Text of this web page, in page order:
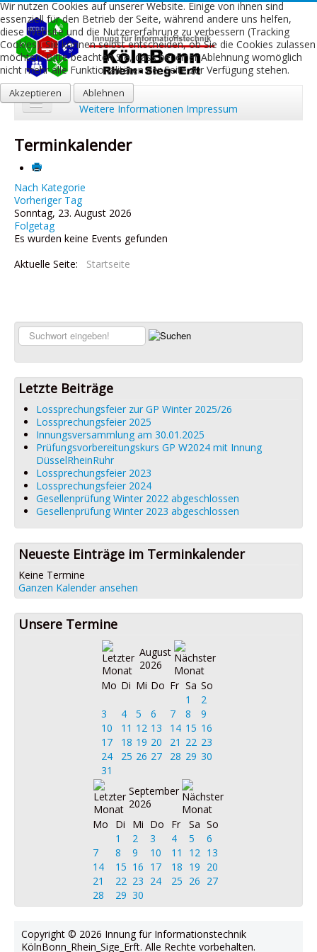
Über uns
Leistungen
Ausbildung
Fachbetriebe
Links
Impressum
Terminkalender
Nach Kategorie
Vorheriger Tag
Sonntag, 23. August 2026
Folgetag
Es wurden keine Events gefunden
Aktuelle Seite:
Startseite
Suchen...
Letzte Beiträge
Lossprechungsfeier zur GP Winter 2025/26
Lossprechungsfeier 2025
Innungsversammlung am 30.01.2025
Prüfungsvorbereitungskurs GP W2024 mit Innung
DüsselRheinRuhr
Lossprechungsfeier 2023
Lossprechungsfeier 2024
Gesellenprüfung Winter 2022 abgeschlossen
Gesellenprüfung Winter 2023 abgeschlossen
Neueste Einträge im Terminkalender
Keine Termine
Ganzen Kalender ansehen
Unsere Termine
August
2026
Mo Di Mi Do Fr Sa So
1
2
3
4 5 6 7 8
9
10
11 12 13 14 15 16
17
18 19 20 21 22 23
24
25 26 27 28 29 30
31
September
2026
Mo
Di Mi Do Fr Sa So
1
2 3 4 5
6
7
8 9 10 11 12 13
14
15 16 17 18 19 20
21
22 23 24 25 26 27
28
29 30
Copyright © 2026 Innung für Informationstechnik
KölnBonn_Rhein_Sige_Erft. Alle Rechte vorbehalten.
Wir nutzen Cookies auf unserer Website. Einige von ihnen sind
essenziell für den Betrieb der Seite, während andere uns helfen,
diese Website und die Nutzererfahrung zu verbessern (Tracking
Cookies). Sie können selbst entscheiden, ob Sie die Cookies zulassen
möchten. Bitte beachten Sie, dass bei einer Ablehnung womöglich
nicht mehr alle Funktionalitäten der Seite zur Verfügung stehen.
Akzeptieren Ablehnen
Weitere Informationen Impressum